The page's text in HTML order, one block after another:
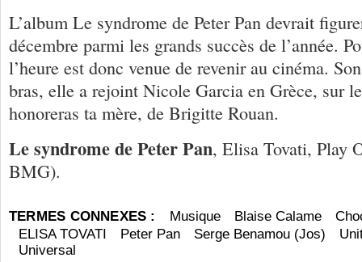
L’album Le syndrome de Peter Pan devrait
décembre parmi les grands succès de l’année.
l’heure est donc venue de revenir au cinéma.
bras, elle a rejoint Nicole Garcia en Grèce, sur
honoreras ta mère, de Brigitte Rouan.
Le syndrome de Peter Pan, Elisa Tovati, Play
BMG).
TERMES CONNEXES : Musique Blaise Calame
ELISA TOVATI
Peter Pan Serge Benamou (Jos)
Universal